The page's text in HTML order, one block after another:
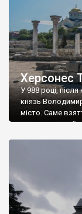
Херсонес
У 988 році, після
князь
місто. Саме
диктувати свої
Херсонесі
А потім було